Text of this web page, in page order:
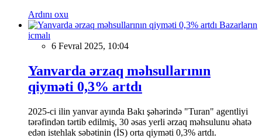
Ardını oxu
Bazarların
icmalı
6 Fevral 2025, 10:04
Yanvarda ərzaq məhsullarının
qiyməti 0,3% artdı
2025-ci ilin yanvar ayında Bakı şəhərində "Turan" agentliyi
tərəfindən tərtib edilmiş, 30 əsas yerli ərzaq məhsulunu əhatə
edən istehlak səbətinin (İS) orta qiyməti 0,3% artdı.